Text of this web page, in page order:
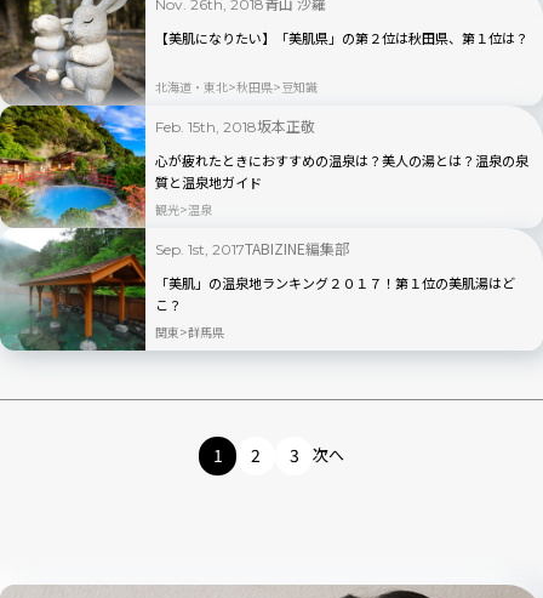
Nov. 26th, 2018
【美肌になりたい】「美肌県」の第２位は秋田県、第１位は？
北海道・東北 秋田県 豆知識
Feb. 15th, 2018坂本正敬
心が疲れたときにおすすめの温泉は？美人の湯とは？温泉の泉
質と温泉地ガイド
観光 温泉
Sep. 1st, 2017TABIZINE編集部
「美肌」の温泉地ランキング２０１７！第１位の美肌湯はど
こ？
関東 群馬県
1 2 3 次へ